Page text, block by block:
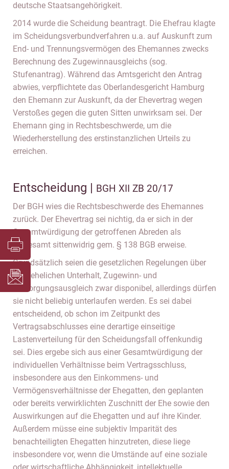
deutsche Staatsangehörigkeit.
2014 wurde die Scheidung beantragt. Die Ehefrau klagte
im Scheidungsverbundverfahren u.a. auf Auskunft zum
End- und Trennungsvermögen des Ehemannes zwecks
Berechnung des Zugewinnausgleichs (sog.
Stufenantrag). Während das Amtsgericht den Antrag
abwies, verpflichtete das Oberlandesgericht Hamburg
den Ehemann zur Auskunft, da der Ehevertrag wegen
Verstoßes gegen die guten Sitten unwirksam sei. Der
Ehemann ging in Rechtsbeschwerde, um die
Wiederherstellung des erstinstanzlichen Urteils zu
erreichen.
Entscheidung | BGH XII ZB 20/17
Der BGH wies die Rechtsbeschwerde des Ehemannes
zurück. Der Ehevertrag sei nichtig, da er sich in der
Gesamtwürdigung der getroffenen Abreden als
insgesamt sittenwidrig gem. § 138 BGB erweise.
Grundsätzlich seien die gesetzlichen Regelungen über
nachehelichen Unterhalt, Zugewinn- und
Versorgungsausgleich zwar disponibel, allerdings dürfen
sie nicht beliebig unterlaufen werden. Es sei dabei
entscheidend, ob schon im Zeitpunkt des
Vertragsabschlusses eine derartige einseitige
Lastenverteilung für den Scheidungsfall offenkundig
sei. Dies ergebe sich aus einer Gesamtwürdigung der
individuellen Verhältnisse beim Vertragsschluss,
insbesondere aus den Einkommens- und
Vermögensverhältnisse der Ehegatten, den geplanten
oder bereits verwirklichten Zuschnitt der Ehe sowie den
Auswirkungen auf die Ehegatten und auf ihre Kinder.
Außerdem müsse eine subjektiv Imparität des
benachteiligten Ehegatten hinzutreten, diese liege
insbesondere vor, wenn die Umstände auf eine soziale